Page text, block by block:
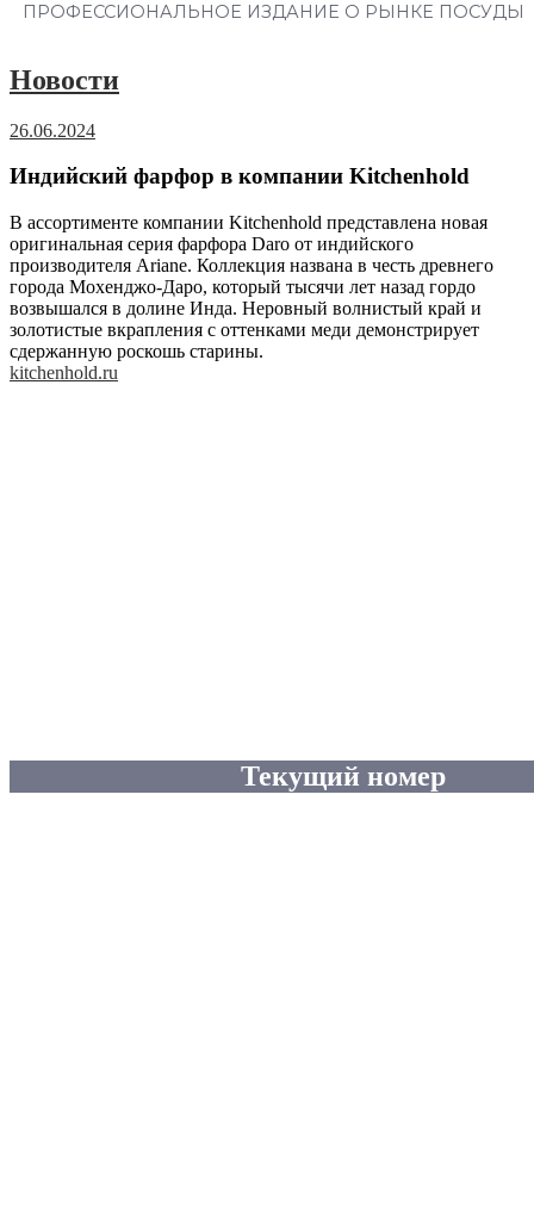
ПРОФЕССИОНАЛЬНОЕ ИЗДАНИЕ О РЫНКЕ ПОСУДЫ
Новости
26.06.2024
Индийский фарфор в компании Kitchenhold
В ассортименте компании Kitchenhold представлена новая
оригинальная серия фарфора Daro от индийского
производителя Ariane. Коллекция названа в честь древнего
города Мохенджо-Даро, который тысячи лет назад гордо
возвышался в долине Инда. Неровный волнистый край и
золотистые вкрапления с оттенками меди демонстрирует
сдержанную роскошь старины.
kitchenhold.ru
Текущий номер